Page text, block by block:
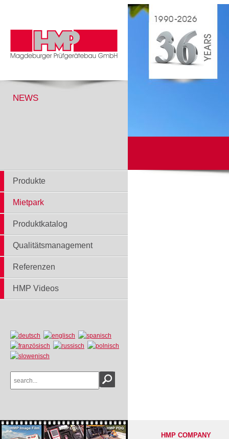
NEWS
Produkte
Mietpark
Produktkatalog
Qualitätsmanagement
Referenzen
HMP Videos
HMP COMPANY